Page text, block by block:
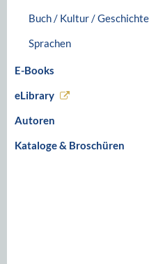
Buch / Kultur / Geschichte
Sprachen
E-Books
eLibrary
Autoren
Kataloge & Broschüren